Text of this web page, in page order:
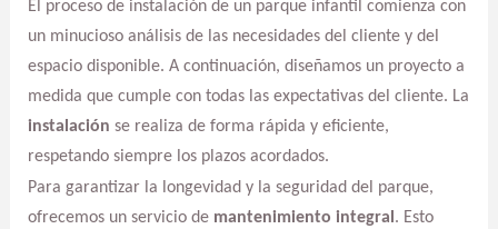
El proceso de instalación de un parque infantil comienza con
un minucioso análisis de las necesidades del cliente y del
espacio disponible. A continuación, diseñamos un proyecto a
medida que cumple con todas las expectativas del cliente. La
instalación se realiza de forma rápida y eficiente,
respetando siempre los plazos acordados.
Para garantizar la longevidad y la seguridad del parque,
ofrecemos un servicio de mantenimiento integral. Esto